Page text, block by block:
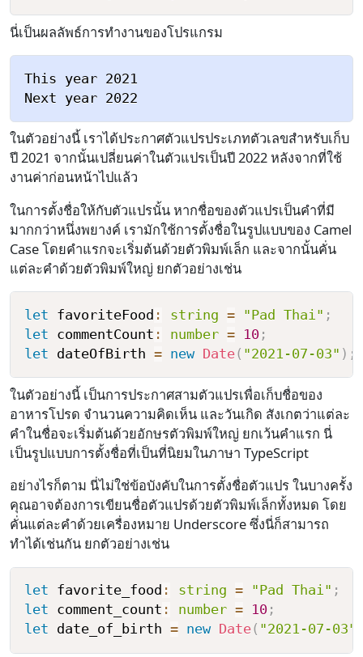
นี่เป็นผลลัพธ์การทำงานของโปรแกรม
This year 2021
ในตัวอย่างนี้ เราได้ประกาศตัวแปรประเภทตัวเลขสำหรับเก็บ
ปี 2021 จากนั้นเปลี่ยนค่าในตัวแปรเป็นปี 2022 หลังจากที่ใช้
งานค่าก่อนหน้าไปแล้ว
ในการตั้งชื่อให้กับตัวแปรนั้น หากชื่อของตัวแปรเป็นคำที่มี
มากกว่าหนึ่งพยางค์ เรามักใช้การตั้งชื่อในรูปแบบของ Camel
Case โดยคำแรกจะเริ่มต้นด้วยตัวพิมพ์เล็ก และจากนั้นคั่น
แต่ละคำด้วยตัวพิมพ์ใหญ่ ยกตัวอย่างเช่น
let favoriteFood : string = "Pad Thai" ;
let commentCount : number = 10;
let dateOfBirth = new Date( "2021-07-03" ) ;
ในตัวอย่างนี้ เป็นการประกาศสามตัวแปรเพื่อเก็บชื่อของ
อาหารโปรด จำนวนความคิดเห็น และวันเกิด สังเกตว่าแต่ละ
คำในชื่อจะเริ่มต้นด้วยอักษรตัวพิมพ์ใหญ่ ยกเว้นคำแรก นี่
เป็นรูปแบบการตั้งชื่อที่เป็นที่นิยมในภาษา TypeScript
อย่างไรก็ตาม นี่ไม่ใช่ข้อบังคับในการตั้งชื่อตัวแปร ในบางครั้ง
คุณอาจต้องการเขียนชื่อตัวแปรด้วยตัวพิมพ์เล็กทั้งหมด โดย
คั่นแต่ละคำด้วยเครื่องหมาย Underscore ซึ่งนี่ก็สามารถ
ทำได้เช่นกัน ยกตัวอย่างเช่น
let favorite_food : string = "Pad Thai" ;
let comment_count : number = 10;
let date_of_birth = new Date( "2021-07-03"